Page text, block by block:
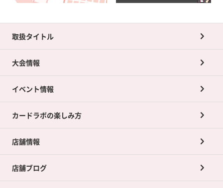
取扱タイトル
大会情報
イベント情報
カードラボの楽しみ方
店舗情報
店舗ブログ